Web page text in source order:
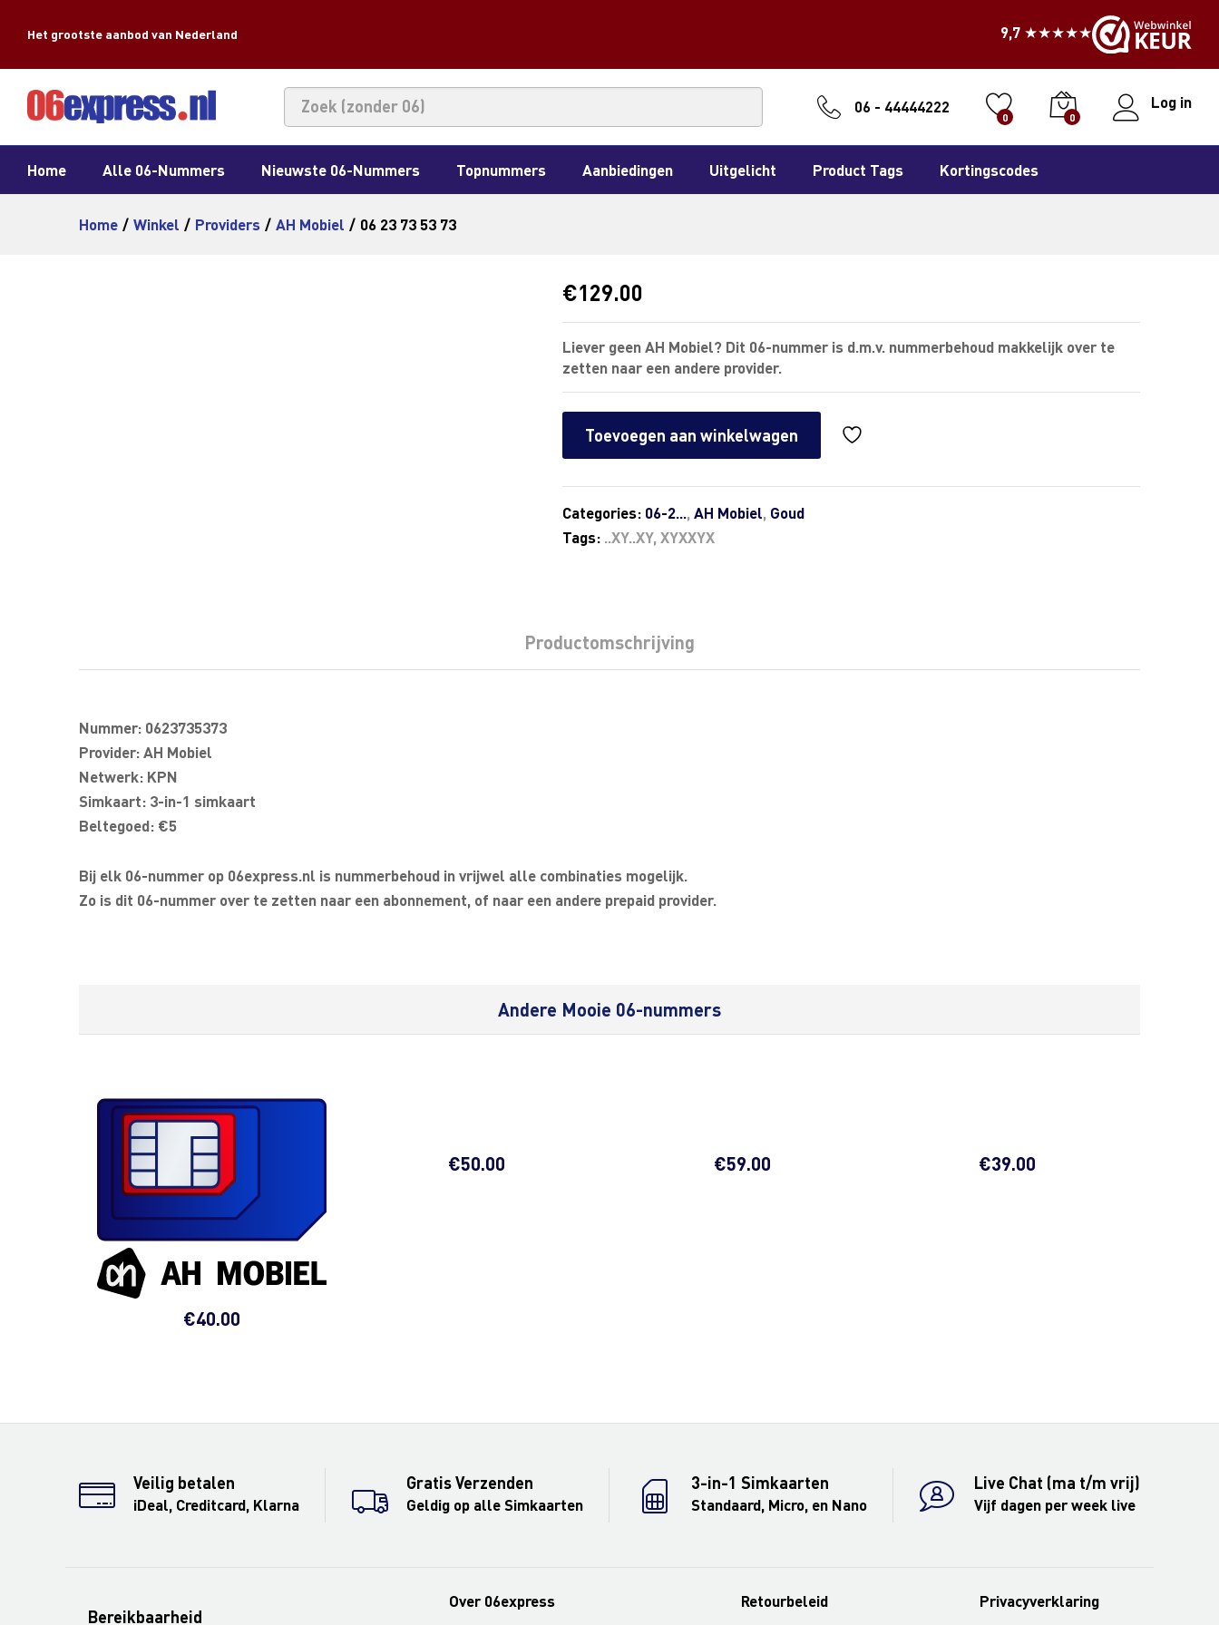
Het grootste aanbod van Nederland 9,7 ★★★★★
06 - 44444222
0 0
Log in
Home Alle 06-Nummers Nieuwste 06-Nummers Topnummers Aanbiedingen Uitgelicht Product Tags Kortingscodes
Home / Winkel / Providers / AH Mobiel / 06 23 73 53 73
€129.00
Liever geen AH Mobiel? Dit 06-nummer is d.m.v. nummerbehoud makkelijk over te
zetten naar een andere provider.
Toevoegen aan winkelwagen
Categories: 06-2...,AH Mobiel, Goud
Tags: ..XY..XY,XYXXYX
Productomschrijving
Nummer: 0623735373
Provider: AH Mobiel
Netwerk: KPN
Simkaart: 3-in-1 simkaart
Beltegoed: €5
Bij elk 06-nummer op 06express.nl is nummerbehoud in vrijwel alle combinaties mogelijk.
Zo is dit 06-nummer over te zetten naar een abonnement, of naar een andere prepaid provider.
Andere Mooie 06-nummers
€40.00
€50.00 €59.00 €39.00
Veilig betalen
iDeal, Creditcard, Klarna
Gratis Verzenden
Geldig op alle Simkaarten
3-in-1 Simkaarten
Standaard, Micro, en Nano
Live Chat (ma t/m vrij)
Vijf dagen per week live
Bereikbaarheid
Over 06express
Retourbeleid
Privacyverklaring